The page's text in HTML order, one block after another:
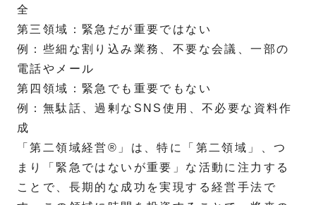
全
第三領域：緊急だが重要ではない
例：些細な割り込み業務、不要な会議、一部の
電話やメール
第四領域：緊急でも重要でもない
例：無駄話、過剰なSNS使用、不必要な資料作
成
「第二領域経営®」は、特に「第二領域」、つ
まり「緊急ではないが重要」な活動に注力する
ことで、長期的な成功を実現する経営手法で